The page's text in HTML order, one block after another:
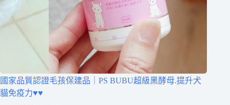
國家品質認證毛孩保建品｜PS BUBU超級黑酵母.提升犬
貓免疫力♥♥